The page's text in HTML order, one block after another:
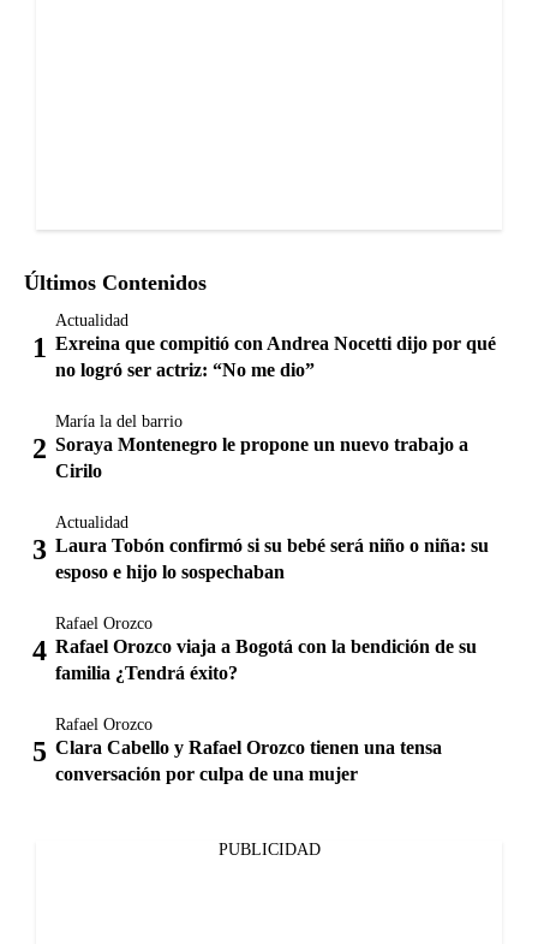
Últimos Contenidos
Actualidad
Exreina que compitió con Andrea Nocetti dijo por qué
no logró ser actriz: “No me dio”
María la del barrio
Soraya Montenegro le propone un nuevo trabajo a
Cirilo
Actualidad
Laura Tobón confirmó si su bebé será niño o niña: su
esposo e hijo lo sospechaban
Rafael Orozco
Rafael Orozco viaja a Bogotá con la bendición de su
familia ¿Tendrá éxito?
Rafael Orozco
Clara Cabello y Rafael Orozco tienen una tensa
conversación por culpa de una mujer
PUBLICIDAD